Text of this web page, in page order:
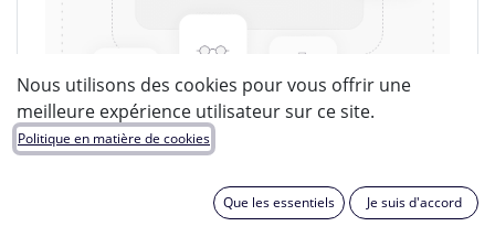
Nous utilisons des cookies pour vous offrir une
meilleure expérience utilisateur sur ce site.
Politique en matière de cookies
Que les essentiels Je suis d'accord